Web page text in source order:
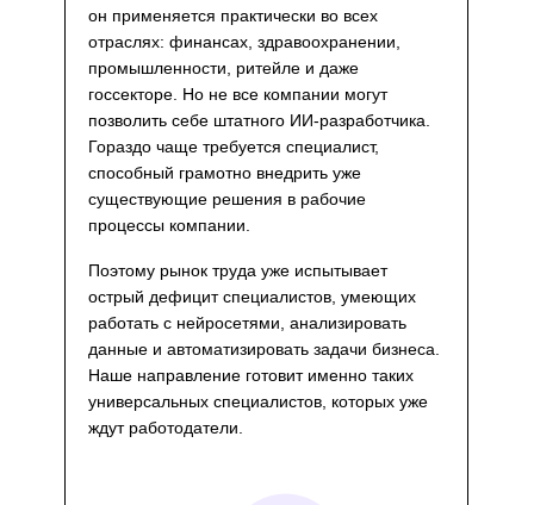
он применяется практически во всех
отраслях: финансах, здравоохранении,
промышленности, ритейле и даже
госсекторе. Но не все компании могут
позволить себе штатного ИИ-разработчика.
Гораздо чаще требуется специалист,
способный грамотно внедрить уже
существующие решения в рабочие
процессы компании.
Поэтому рынок труда уже испытывает
острый дефицит специалистов, умеющих
работать с нейросетями, анализировать
данные и автоматизировать задачи бизнеса.
Наше направление готовит именно таких
универсальных специалистов, которых уже
ждут работодатели.